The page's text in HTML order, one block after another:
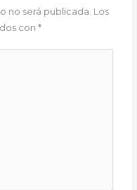
no será publicada. Los
con*